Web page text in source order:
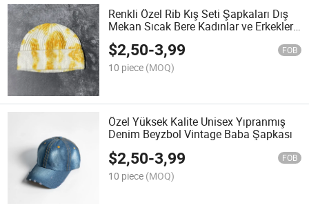
Renkli Özel Rib Kış Seti Şapkaları Dış
Mekan Sıcak Bere Kadınlar ve Erkekler
için
$2,50-3,99 FOB
10 piece (MOQ)
Özel Yüksek Kalite Unisex Yıpranmış
Denim Beyzbol Vintage Baba Şapkası
$2,50-3,99 FOB
10 piece (MOQ)